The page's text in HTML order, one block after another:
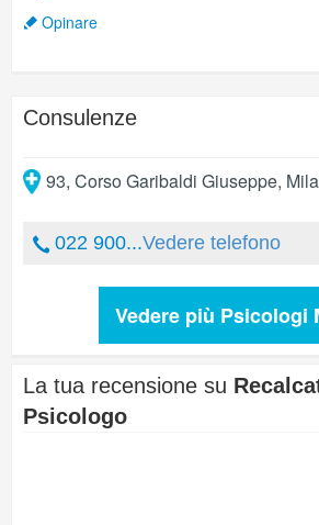
Opinare
Consulenze
93, Corso Garibaldi Giuseppe,
022 900...Vedere telefono
Vedere più Psicologi
La tua recensione su
Psicologo